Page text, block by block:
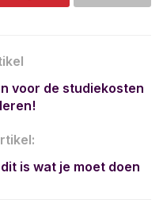
voor de studiekosten
is wat je moet doen